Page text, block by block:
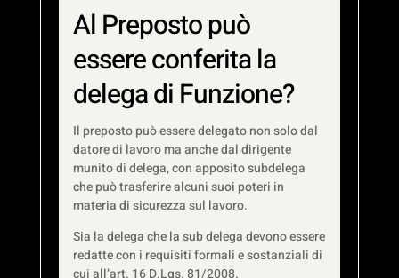
Al Preposto può
essere conferita la
delega di Funzione?
Il preposto può essere delegato non solo dal
datore di lavoro ma anche dal dirigente
munito di delega, con apposito subdelega
che può trasferire alcuni suoi poteri in
materia di sicurezza sul lavoro.
Sia la delega che la sub delega devono essere
redatte con i requisiti formali e sostanziali di
cui all’art. 16 D.Lgs. 81/2008.